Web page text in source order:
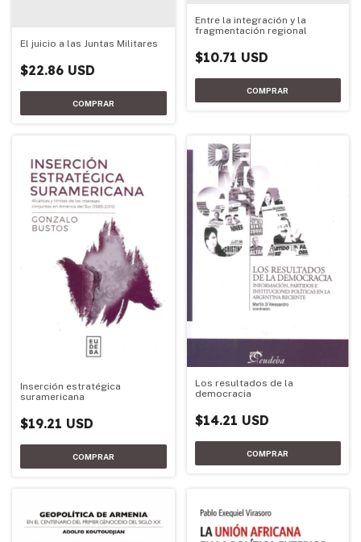
El juicio a las Juntas Militares
$22.86 USD
Entre la integración y la
fragmentación regional
$10.71 USD
Inserción estratégica
suramericana
$19.21 USD
Los resultados de la
democracia
$14.21 USD